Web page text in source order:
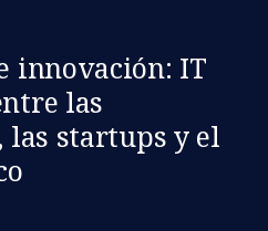
innovación: IT
las
las startups y el